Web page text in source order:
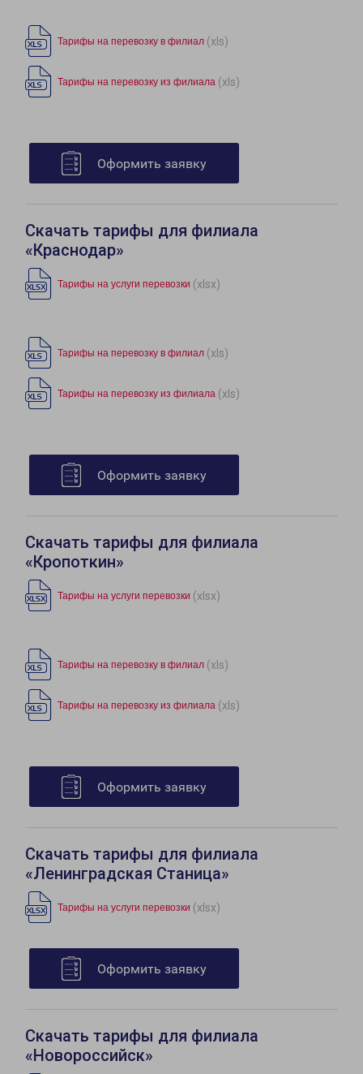
Тарифы на перевозку в филиал (xls)
Тарифы на перевозку из филиала (xls)
Оформить заявку
Скачать тарифы для филиала
«Краснодар»
Тарифы на услуги перевозки (xlsx)
Тарифы на перевозку в филиал (xls)
Тарифы на перевозку из филиала (xls)
Оформить заявку
Скачать тарифы для филиала
«Кропоткин»
Тарифы на услуги перевозки (xlsx)
Тарифы на перевозку в филиал (xls)
Тарифы на перевозку из филиала (xls)
Оформить заявку
Скачать тарифы для филиала
«Ленинградская Станица»
Тарифы на услуги перевозки (xlsx)
Оформить заявку
Скачать тарифы для филиала
«Новороссийск»